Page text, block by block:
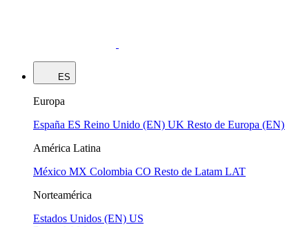
ES
Europa
España ES Reino Unido (EN) UK Resto de Europa (EN)
América Latina
México MX Colombia CO Resto de Latam LAT
Norteamérica
Estados Unidos (EN) US